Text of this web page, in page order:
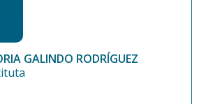
GALINDO RODRÍGUEZ